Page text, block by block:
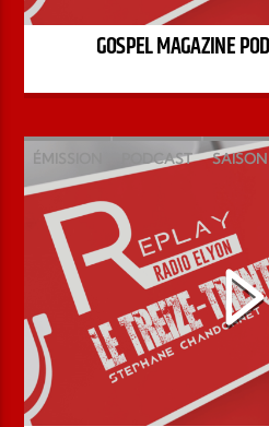
GOSPEL MAGAZINE
ÉMISSION PODCAST SAISON
STÉPHANE CHANDONNET